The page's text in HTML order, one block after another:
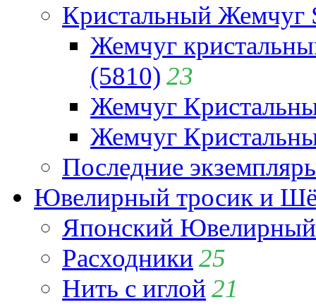
Кристальный Жемчуг
Жемчуг
(5810) 23
Жемчуг
Жемчуг
Последние
Ювелирный тросик и
Японский
Расходники 25
Нить с иглой 21